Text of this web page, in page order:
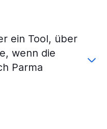
ein Tool, über
wenn die
Parma